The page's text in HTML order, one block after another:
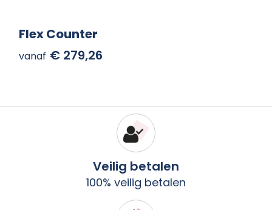
Flex Counter
vanaf € 279,26
Veilig betalen
100% veilig betalen